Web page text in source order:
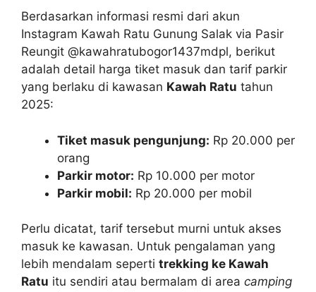
Berdasarkan informasi resmi dari akun
Instagram Kawah Ratu Gunung Salak via Pasir
Reungit @kawahratubogor1437mdpl, berikut
adalah detail harga tiket masuk dan tarif parkir
yang berlaku di kawasan Kawah Ratu tahun
2025:
Tiket masuk pengunjung: Rp 20.000 per
orang
Parkir motor: Rp 10.000 per motor
Parkir mobil: Rp 20.000 per mobil
Perlu dicatat, tarif tersebut murni untuk akses
masuk ke kawasan. Untuk pengalaman yang
lebih mendalam seperti trekking ke Kawah
Ratu itu sendiri atau bermalam di area camping